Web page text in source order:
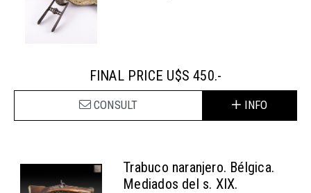
FINAL PRICE U$S 450.-
CONSULT INFO
Trabuco naranjero. Bélgica.
Mediados del s. XIX.